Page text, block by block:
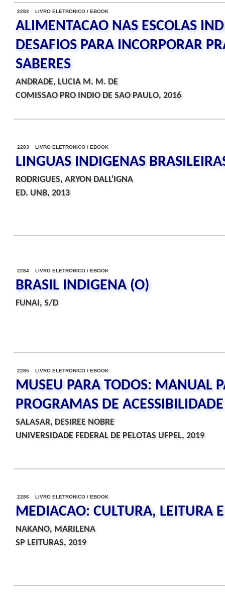
2282 LIVRO ELETRONICO / EBOOK
ALIMENTACAO NAS ESCOLAS
DESAFIOS PARA INCORPORAR
SABERES
ANDRADE, LUCIA M. M. DE
COMISSAO PRO INDIO DE SAO PAULO, 2016
2283 LIVRO ELETRONICO / EBOOK
LINGUAS INDIGENAS
RODRIGUES, ARYON DALL'IGNA
ED. UNB, 2013
2284 LIVRO ELETRONICO / EBOOK
BRASIL INDIGENA (O)
FUNAI, S/D
2285 LIVRO ELETRONICO / EBOOK
MUSEU PARA TODOS: MANUAL
PROGRAMAS DE
SALASAR, DESIREE NOBRE
UNIVERSIDADE FEDERAL DE PELOTAS UFPEL, 2019
2286 LIVRO ELETRONICO / EBOOK
MEDIACAO: CULTURA, LEITURA
NAKANO, MARILENA
SP LEITURAS, 2019